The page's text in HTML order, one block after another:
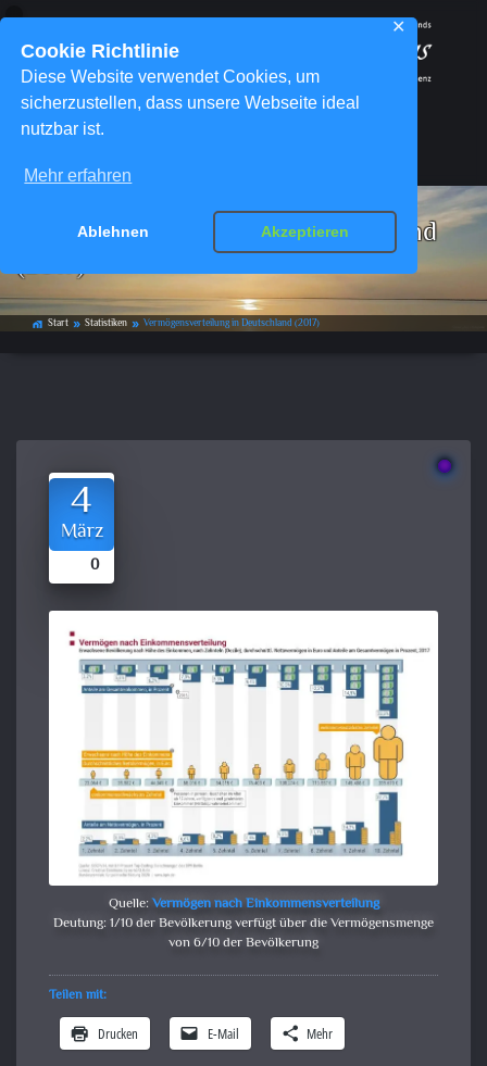
Cookie Richtlinie
Diese Website verwendet Cookies, um
sicherzustellen, dass unsere Webseite ideal
nutzbar ist.
Mehr erfahren
Ablehnen Akzeptieren
✕
Vermögens­verteilung in Deutschland
(2017)
home_work Start double_arrow Statistiken double_arrow Vermögens­verteilung in Deutschland (2017)
4
März
0
Quelle:Vermögen nach Einkommensverteilung
Deutung: 1/10 der Bevölkerung verfügt über die Vermögensmenge
von 6/10 der Bevölkerung
Teilen mit:
Drucken E-Mail Mehr